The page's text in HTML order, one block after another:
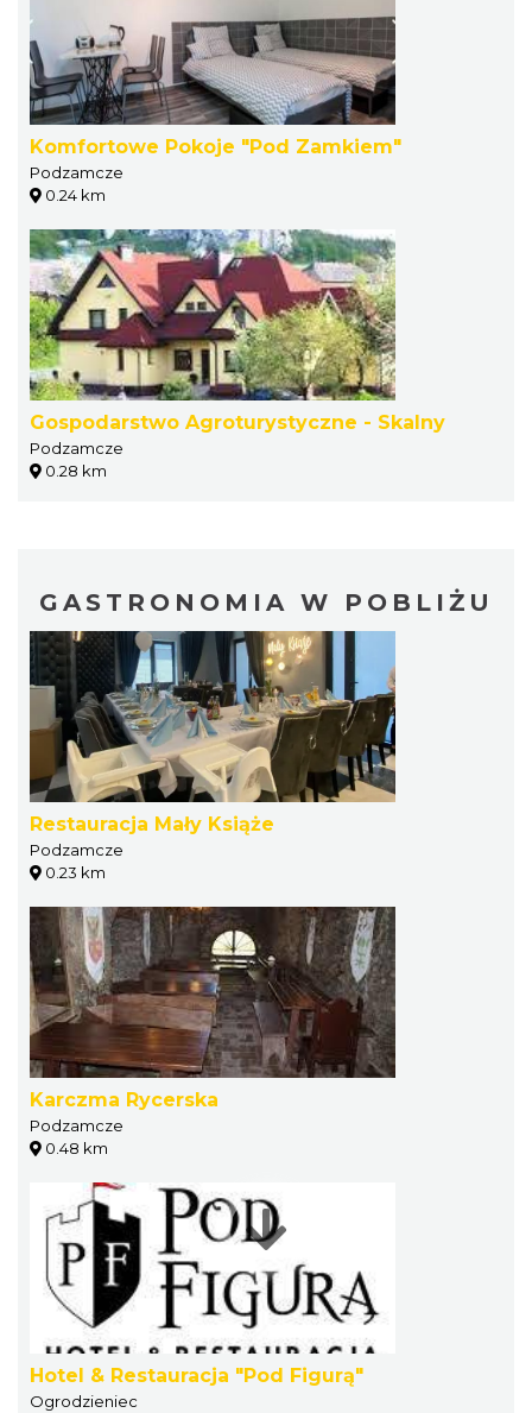
Komfortowe Pokoje "Pod Zamkiem"
Podzamcze
0.24 km
Gospodarstwo Agroturystyczne - Skalny
Podzamcze
0.28 km
GASTRONOMIA W POBLIŻU
Restauracja Mały Książe
Podzamcze
0.23 km
Karczma Rycerska
Podzamcze
0.48 km
Hotel & Restauracja "Pod Figurą"
Ogrodzieniec